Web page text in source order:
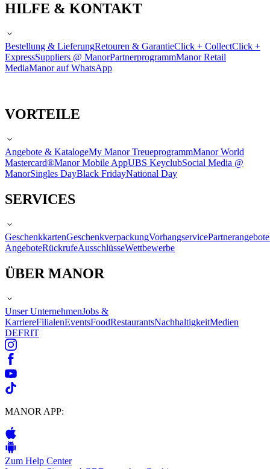
HILFE & KONTAKT
Bestellung & LieferungRetouren & GarantieClick + CollectClick +
ExpressSuppliers @ ManorPartnerprogrammManor Retail
MediaManor auf WhatsApp
VORTEILE
Angebote & KatalogeMy Manor TreueprogrammManor World
Mastercard®Manor Mobile AppUBS KeyclubSocial Media @
ManorSingles DayBlack FridayNational Day
SERVICES
GeschenkkartenGeschenkverpackungVorhangservicePartnerangebote
AngeboteRückrufeAusschlüsseWettbewerbe
ÜBER MANOR
Unser UnternehmenJobs &
KarriereFilialenEventsFoodRestaurantsNachhaltigkeitMedien
DEFRIT
MANOR APP:
Zum Help Center